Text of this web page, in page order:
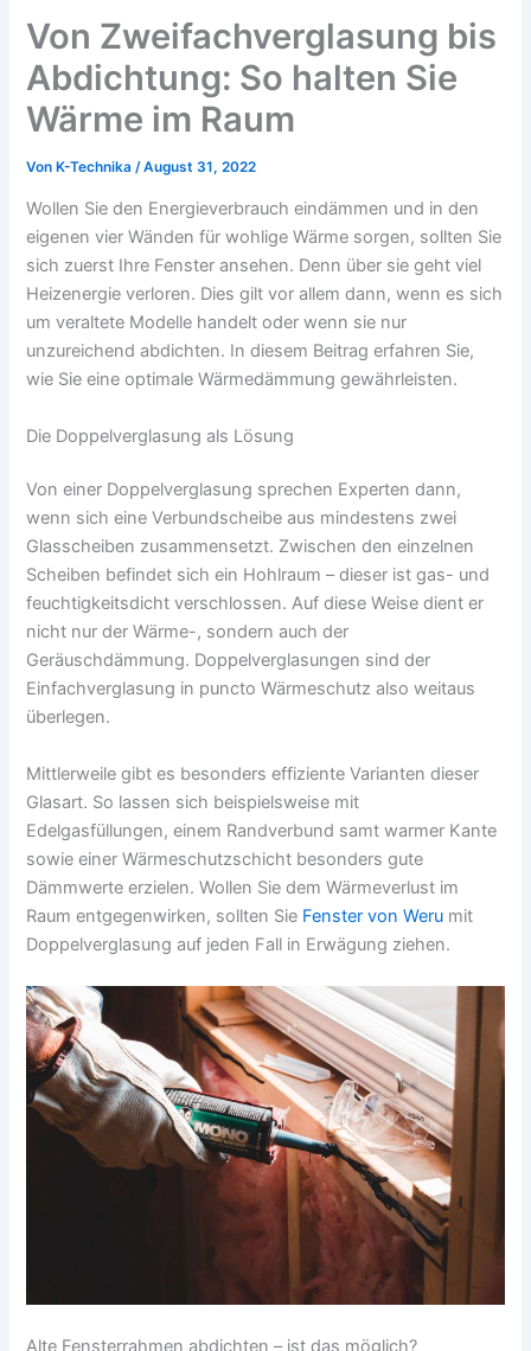
Von Zweifachverglasung bis
Abdichtung: So halten Sie
Wärme im Raum
VonK-Technika /August 31, 2022
Wollen Sie den Energieverbrauch eindämmen und in den
eigenen vier Wänden für wohlige Wärme sorgen, sollten Sie
sich zuerst Ihre Fenster ansehen. Denn über sie geht viel
Heizenergie verloren. Dies gilt vor allem dann, wenn es sich
um veraltete Modelle handelt oder wenn sie nur
unzureichend abdichten. In diesem Beitrag erfahren Sie,
wie Sie eine optimale Wärmedämmung gewährleisten.
Die Doppelverglasung als Lösung
Von einer Doppelverglasung sprechen Experten dann,
wenn sich eine Verbundscheibe aus mindestens zwei
Glasscheiben zusammensetzt. Zwischen den einzelnen
Scheiben befindet sich ein Hohlraum – dieser ist gas- und
feuchtigkeitsdicht verschlossen. Auf diese Weise dient er
nicht nur der Wärme-, sondern auch der
Geräuschdämmung. Doppelverglasungen sind der
Einfachverglasung in puncto Wärmeschutz also weitaus
überlegen.
Mittlerweile gibt es besonders effiziente Varianten dieser
Glasart. So lassen sich beispielsweise mit
Edelgasfüllungen, einem Randverbund samt warmer Kante
sowie einer Wärmeschutzschicht besonders gute
Dämmwerte erzielen. Wollen Sie dem Wärmeverlust im
Raum entgegenwirken, sollten Sie Fenster von Weru mit
Doppelverglasung auf jeden Fall in Erwägung ziehen.
Alte Fensterrahmen abdichten – ist das möglich?